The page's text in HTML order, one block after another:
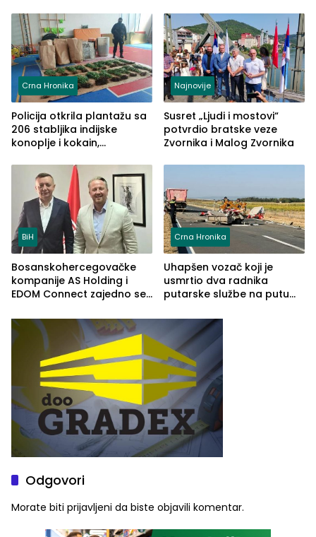
Crna Hronika
Policija otkrila plantažu sa
206 stabljika indijske
konoplje i kokain,
(FOTO)
Najnovije
Susret „Ljudi i mostovi“
potvrdio bratske veze
Zvornika i Malog Zvornika
BiH
Bosanskohercegovačke
kompanije AS Holding i
EDOM Connect zajedno se
Crna Hronika
Uhapšen vozač koji je
usmrtio dva radnika
putarske službe na putu
(FOTO)
Odgovori
Morate biti prijavljeni da biste objavili komentar.